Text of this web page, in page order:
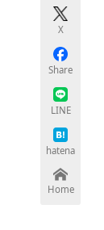
X
Share
LINE
hatena
Home